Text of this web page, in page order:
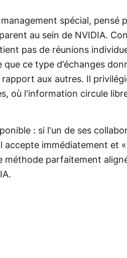
spécial, pensé
au sein de NVIDIA.
pas de réunions
ce type d’échanges
aux autres. Il
où l'information circule
: si l'un de ses
accepte immédiatement et «
méthode parfaitement